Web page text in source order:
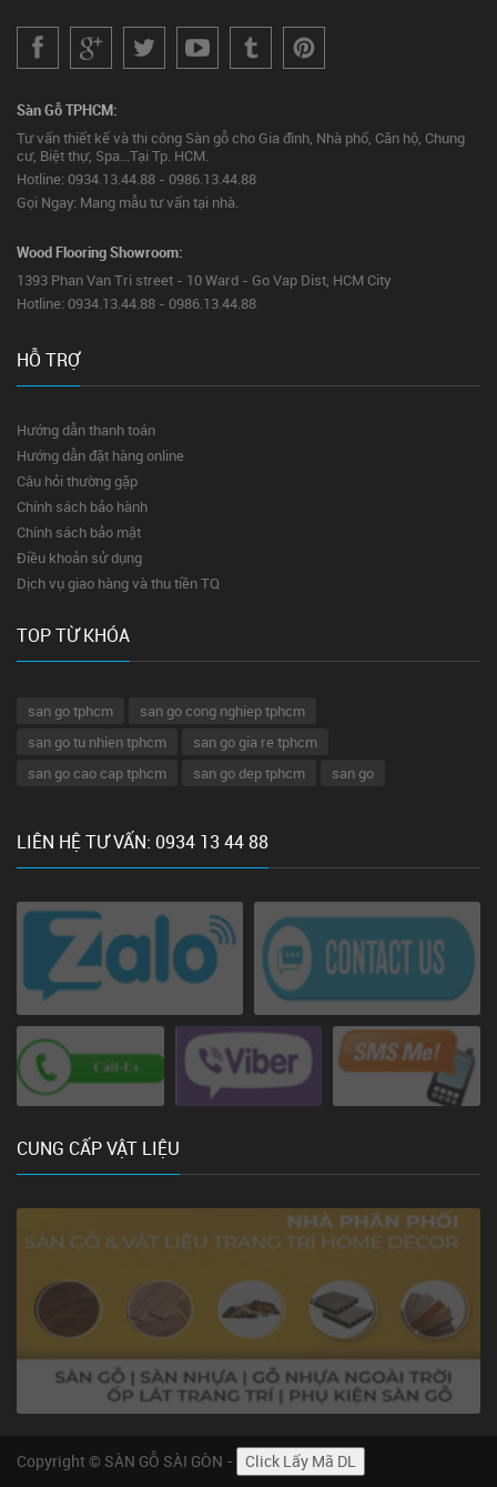
Sàn Gỗ TPHCM:
Tư vấn thiết kế và thi công Sàn gỗ cho Gia đình, Nhà phố, Căn hộ, Chung
cư, Biệt thự, Spa...Tại Tp. HCM.
Hotline: 0934.13.44.88 - 0986.13.44.88
Gọi Ngay: Mang mẫu tư vấn tại nhà.
Wood Flooring Showroom:
1393 Phan Van Tri street - 10 Ward - Go Vap Dist, HCM City
Hotline: 0934.13.44.88 - 0986.13.44.88
HỖ TRỢ
Hướng dẫn thanh toán
Hướng dẫn đặt hàng online
Câu hỏi thường gặp
Chính sách bảo hành
Chính sách bảo mật
Điều khoản sử dụng
Dịch vụ giao hàng và thu tiền TQ
TOP TỪ KHÓA
san go tphcm
san go cong nghiep tphcm
san go tu nhien tphcm
san go gia re tphcm
san go cao cap tphcm
san go dep tphcm san go
LIÊN HỆ TƯ VẤN: 0934 13 44 88
CUNG CẤP VẬT LIỆU
Copyright © SÀN GỖ SÀI GÒN - Click Lấy Mã DL